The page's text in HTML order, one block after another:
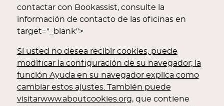
contactar con Bookassist, consulte la
información de contacto de las oficinas en
target="_blank">
Si usted no desea recibir cookies, puede
modificar la configuración de su navegador; la
función Ayuda en su navegador explica como
cambiar estos ajustes. También puede
visitarwww.aboutcookies.org, que contiene